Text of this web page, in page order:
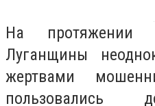
На протяжении
Луганщины
жертвами
пользовались